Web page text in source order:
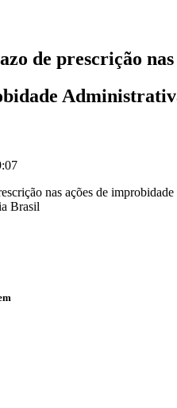
de prescrição
Brasil